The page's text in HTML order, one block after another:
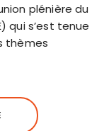
plénière du
qui s’est tenue
thèmes